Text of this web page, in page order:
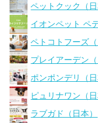
ペットクック（日
イオンペット ペ
ペトコトフーズ（
プレイアーデン
ポンポンデリ（日
ピュリナワン（日
ラブガド（日本）